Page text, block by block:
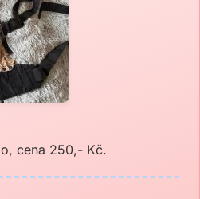
cena 250,- Kč.